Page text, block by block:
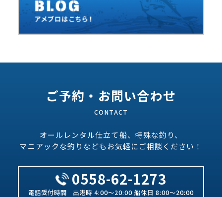
ご予約・お問い合わせ
オールレンタル仕立て船、特殊な釣り、
マニアックな釣りなどもお気軽にご相談ください！
0558-62-1273
出港時 4:00～20:00 船休日 8:00～20:00